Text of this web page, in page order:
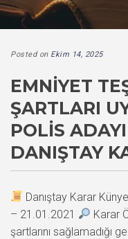
Posted on Ekim 14, 2025
EMNIYET
ŞARTLARI
POLIS
DANIŞTAY
Danıştay Karar
– 21.01.2021
Karar
şartlarını sağlamadığı